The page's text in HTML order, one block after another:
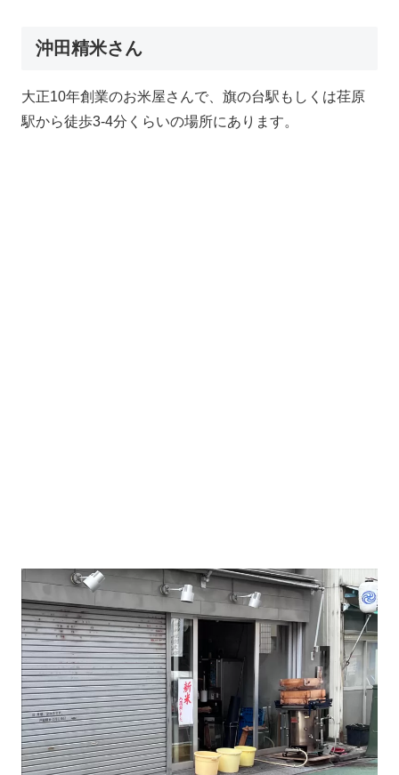
沖田精米さん
大正10年創業のお米屋さんで、旗の台駅もしくは荏原
駅から徒歩3-4分くらいの場所にあります。